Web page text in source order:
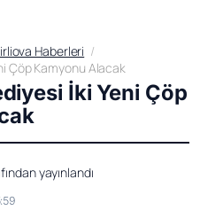
Haberleri
Çöp Kamyonu Alacak
İki Yeni Çöp
yayınlandı